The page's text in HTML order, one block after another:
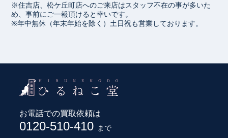
※住吉店、松ケ丘町店へのご来店はスタッフ不在の事が多いた
め、事前にご一報頂けると幸いです。
※年中無休（年末年始を除く）土日祝も営業しております。
お電話での買取依頼は
0120-510-410 まで